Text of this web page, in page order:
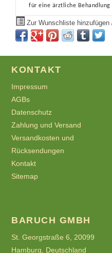
für eine ärztliche Behandlung
Zur Wunschliste hinzufügen
KONTAKT
Impressum
AGBs
Datenschutz
Zahlung und Versand
Versandkosten und
Rücksendungen
Kontakt
Sitemap
BARUCH GMBH
St. Georgstraße 6, 20099
Hamburg, Deutschland